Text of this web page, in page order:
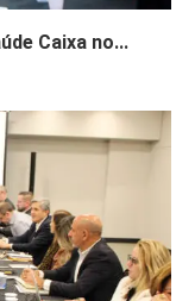
Caixa no...